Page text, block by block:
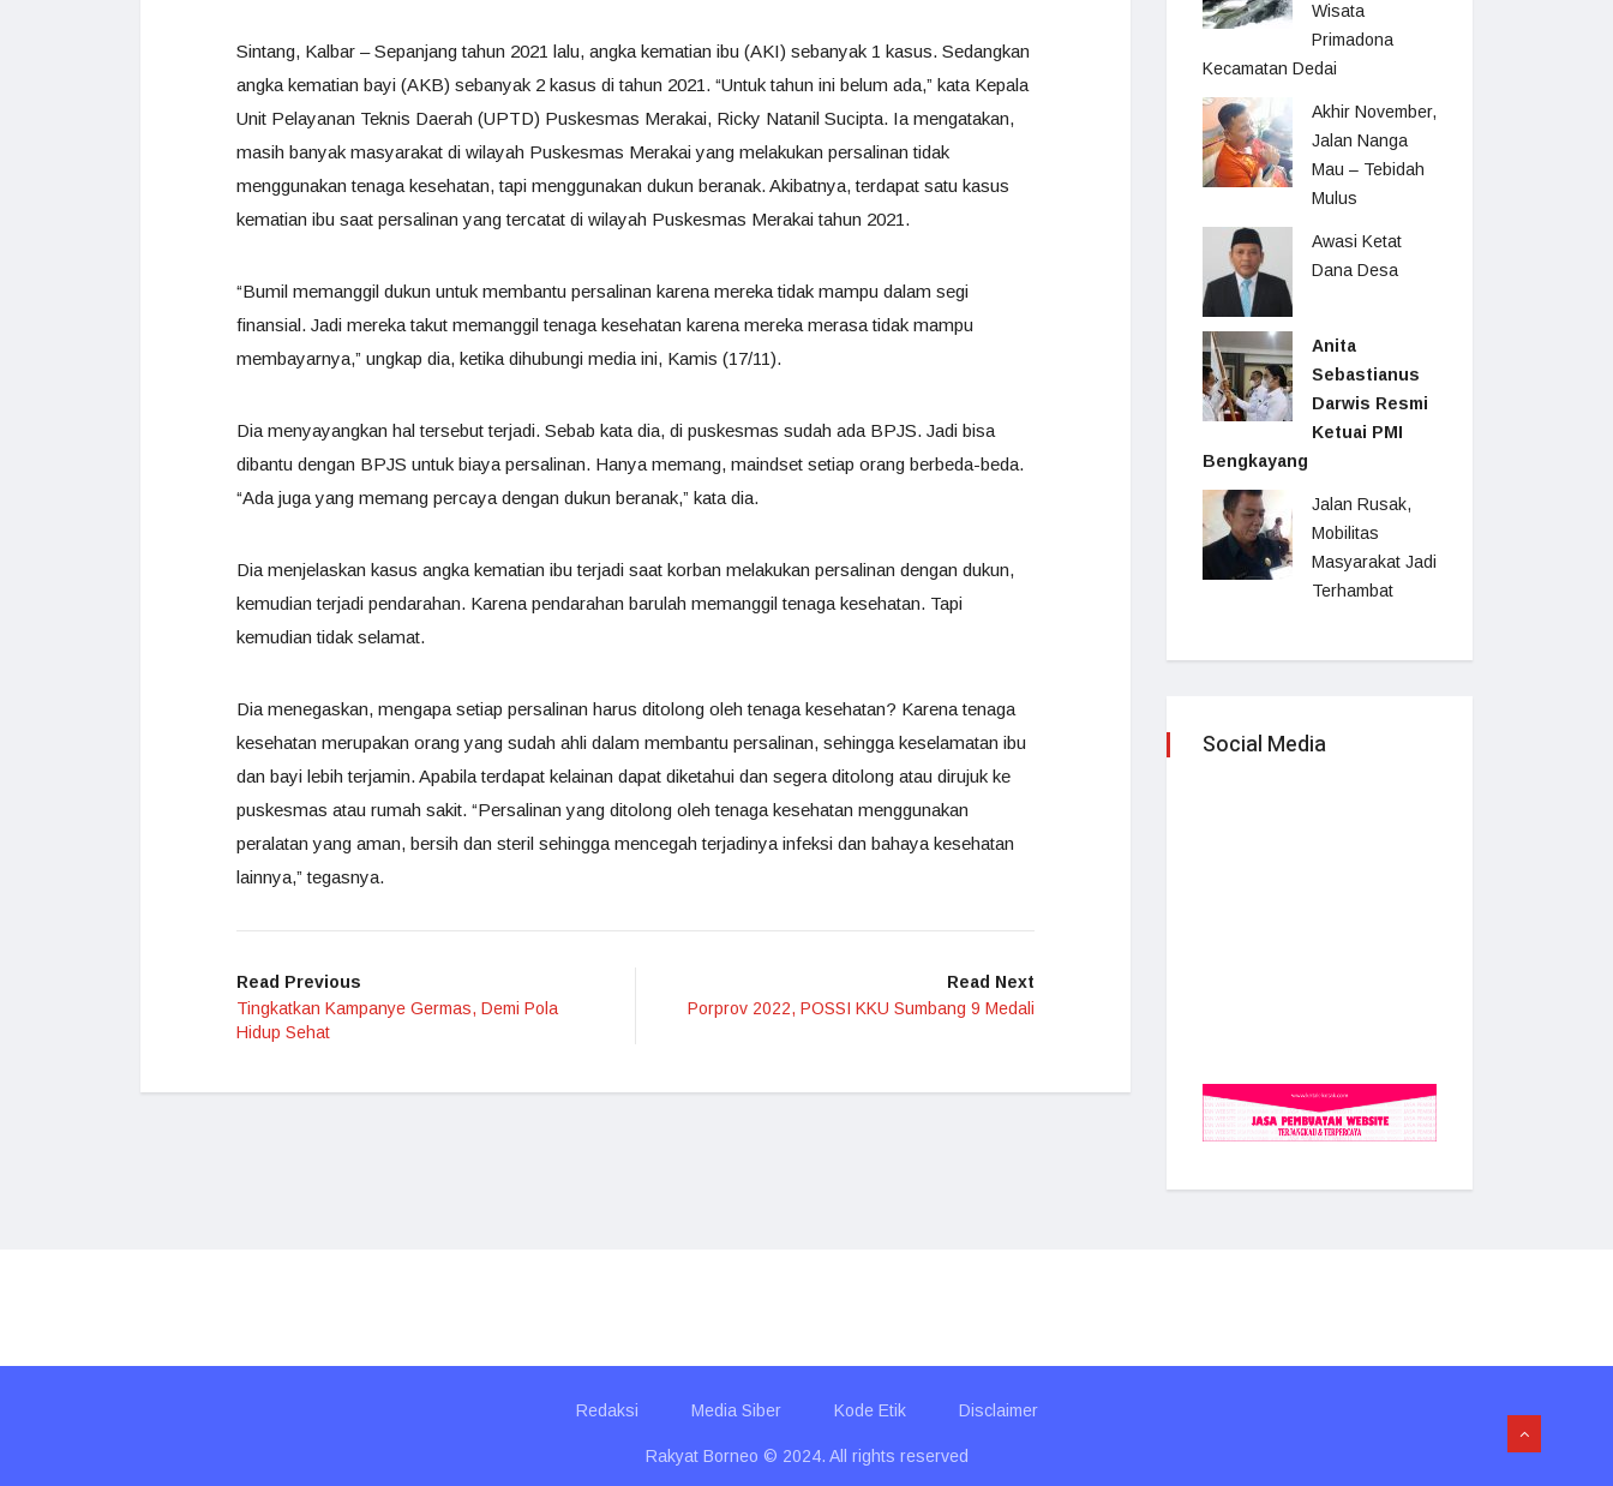
Sintang, Kalbar – Sepanjang tahun 2021 lalu, angka kematian ibu (AKI) sebanyak 1 kasus. Sedangkan
angka kematian bayi (AKB) sebanyak 2 kasus di tahun 2021. “Untuk tahun ini belum ada,” kata Kepala
Unit Pelayanan Teknis Daerah (UPTD) Puskesmas Merakai, Ricky Natanil Sucipta. Ia mengatakan,
masih banyak masyarakat di wilayah Puskesmas Merakai yang melakukan persalinan tidak
menggunakan tenaga kesehatan, tapi menggunakan dukun beranak. Akibatnya, terdapat satu kasus
kematian ibu saat persalinan yang tercatat di wilayah Puskesmas Merakai tahun 2021.
“Bumil memanggil dukun untuk membantu persalinan karena mereka tidak mampu dalam segi
finansial. Jadi mereka takut memanggil tenaga kesehatan karena mereka merasa tidak mampu
membayarnya,” ungkap dia, ketika dihubungi media ini, Kamis (17/11).
Dia menyayangkan hal tersebut terjadi. Sebab kata dia, di puskesmas sudah ada BPJS. Jadi bisa
dibantu dengan BPJS untuk biaya persalinan. Hanya memang, maindset setiap orang berbeda-beda.
“Ada juga yang memang percaya dengan dukun beranak,” kata dia.
Dia menjelaskan kasus angka kematian ibu terjadi saat korban melakukan persalinan dengan dukun,
kemudian terjadi pendarahan. Karena pendarahan barulah memanggil tenaga kesehatan. Tapi
kemudian tidak selamat.
Dia menegaskan, mengapa setiap persalinan harus ditolong oleh tenaga kesehatan? Karena tenaga
kesehatan merupakan orang yang sudah ahli dalam membantu persalinan, sehingga keselamatan ibu
dan bayi lebih terjamin. Apabila terdapat kelainan dapat diketahui dan segera ditolong atau dirujuk ke
puskesmas atau rumah sakit. “Persalinan yang ditolong oleh tenaga kesehatan menggunakan
peralatan yang aman, bersih dan steril sehingga mencegah terjadinya infeksi dan bahaya kesehatan
lainnya,” tegasnya.
Read Previous
Tingkatkan Kampanye Germas, Demi Pola
Hidup Sehat
Read Next
Porprov 2022, POSSI KKU Sumbang 9 Medali
Wisata
Primadona
Kecamatan Dedai
Akhir November,
Jalan Nanga
Mau – Tebidah
Mulus
Awasi Ketat
Dana Desa
Anita
Sebastianus
Darwis Resmi
Ketuai PMI
Bengkayang
Jalan Rusak,
Mobilitas
Masyarakat Jadi
Terhambat
Social Media
Redaksi Media Siber Kode Etik Disclaimer
Rakyat Borneo © 2024. All rights reserved